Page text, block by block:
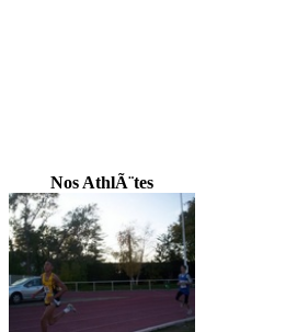
Nos AthlÃ¨tes